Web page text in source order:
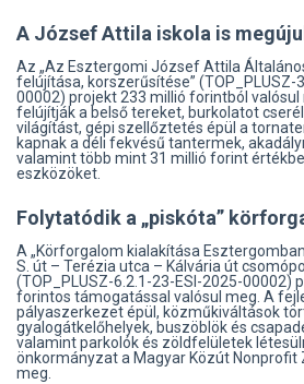
A József Attila iskola is megújul
Az „Az Esztergomi József Attila
felújítása, korszerűsítése” (TOP_PLUSZ-
00002) projekt 233 millió forintból
felújítják a belső tereket, burkolatot
világítást, gépi szellőztetés épül a
kapnak a déli fekvésű tantermek,
valamint több mint 31 millió forint
eszközöket.
Folytatódik a „piskóta”
A „Körforgalom kialakítása
S. út – Terézia utca – Kálvária út
(TOP_PLUSZ-6.2.1-23-ESI-2025-00002)
forintos támogatással valósul meg. A
pályaszerkezet épül, közműkiváltások
gyalogátkelőhelyek, buszöblök és
valamint parkolók és zöldfelületek
önkormányzat a Magyar Közút Nonprofit
meg.